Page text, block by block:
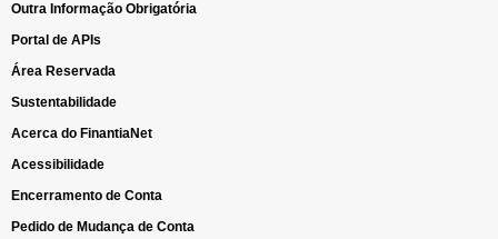
Outra Informação Obrigatória
Portal de APIs
Área Reservada
Sustentabilidade
Acerca do FinantiaNet
Acessibilidade
Encerramento de Conta
Pedido de Mudança de Conta